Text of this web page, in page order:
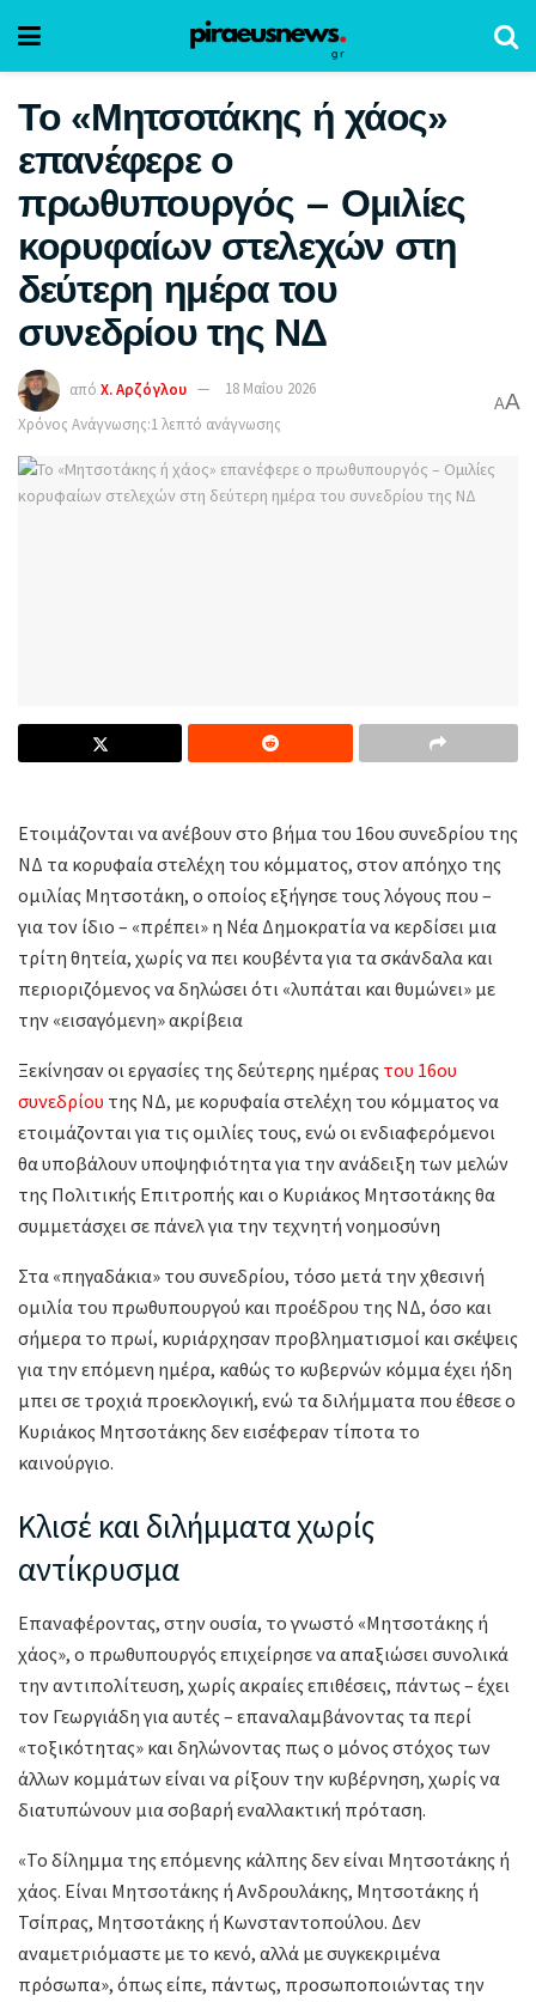
Το «Μητσοτάκης ή χάος»
επανέφερε ο
πρωθυπουργός – Ομιλίες
κορυφαίων στελεχών στη
δεύτερη ημέρα του
συνεδρίου της ΝΔ
από Χ. Αρζόγλου
18 Μαΐου 2026
Χρόνος Ανάγνωσης:1 λεπτό ανάγνωσης
AA
Ετοιμάζονται να ανέβουν στο βήμα του 16ου συνεδρίου της
ΝΔ τα κορυφαία στελέχη του κόμματος, στον απόηχο της
ομιλίας Μητσοτάκη, ο οποίος εξήγησε τους λόγους που –
για τον ίδιο – «πρέπει» η Νέα Δημοκρατία να κερδίσει μια
τρίτη θητεία, χωρίς να πει κουβέντα για τα σκάνδαλα και
περιοριζόμενος να δηλώσει ότι «λυπάται και θυμώνει» με
την «εισαγόμενη» ακρίβεια
Ξεκίνησαν οι εργασίες της δεύτερης ημέρας του 16ου
συνεδρίου της ΝΔ, με κορυφαία στελέχη του κόμματος να
ετοιμάζονται για τις ομιλίες τους, ενώ οι ενδιαφερόμενοι
θα υποβάλουν υποψηφιότητα για την ανάδειξη των μελών
της Πολιτικής Επιτροπής και ο Κυριάκος Μητσοτάκης θα
συμμετάσχει σε πάνελ για την τεχνητή νοημοσύνη
Στα «πηγαδάκια» του συνεδρίου, τόσο μετά την χθεσινή
ομιλία του πρωθυπουργού και προέδρου της ΝΔ, όσο και
σήμερα το πρωί, κυριάρχησαν προβληματισμοί και σκέψεις
για την επόμενη ημέρα, καθώς το κυβερνών κόμμα έχει ήδη
μπει σε τροχιά προεκλογική, ενώ τα διλήμματα που έθεσε ο
Κυριάκος Μητσοτάκης δεν εισέφεραν τίποτα το
καινούργιο.
Κλισέ και διλήμματα χωρίς
αντίκρυσμα
Επαναφέροντας, στην ουσία, το γνωστό «Μητσοτάκης ή
χάος», ο πρωθυπουργός επιχείρησε να απαξιώσει συνολικά
την αντιπολίτευση, χωρίς ακραίες επιθέσεις, πάντως – έχει
τον Γεωργιάδη για αυτές – επαναλαμβάνοντας τα περί
«τοξικότητας» και δηλώνοντας πως ο μόνος στόχος των
άλλων κομμάτων είναι να ρίξουν την κυβέρνηση, χωρίς να
διατυπώνουν μια σοβαρή εναλλακτική πρόταση.
«Το δίλημμα της επόμενης κάλπης δεν είναι Μητσοτάκης ή
χάος. Είναι Μητσοτάκης ή Ανδρουλάκης, Μητσοτάκης ή
Τσίπρας, Μητσοτάκης ή Κωνσταντοπούλου. Δεν
αναμετριόμαστε με το κενό, αλλά με συγκεκριμένα
πρόσωπα», όπως είπε, πάντως, προσωποποιώντας την